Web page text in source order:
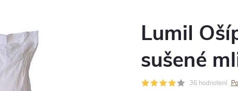
Lumil
sušené
36 hodnotení